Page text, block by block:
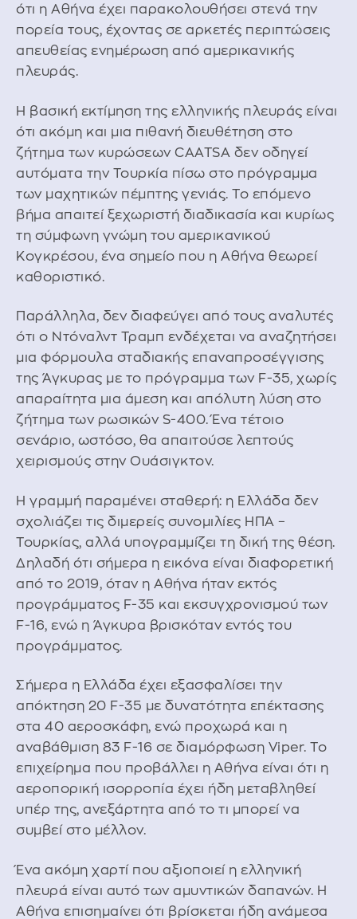
ότι η Αθήνα έχει παρακολουθήσει στενά την
πορεία τους, έχοντας σε αρκετές περιπτώσεις
απευθείας ενημέρωση από αμερικανικής
πλευράς.
Η βασική εκτίμηση της ελληνικής πλευράς είναι
ότι ακόμη και μια πιθανή διευθέτηση στο
ζήτημα των κυρώσεων CAATSA δεν οδηγεί
αυτόματα την Τουρκία πίσω στο πρόγραμμα
των μαχητικών πέμπτης γενιάς. Το επόμενο
βήμα απαιτεί ξεχωριστή διαδικασία και κυρίως
τη σύμφωνη γνώμη του αμερικανικού
Κογκρέσου, ένα σημείο που η Αθήνα θεωρεί
καθοριστικό.
Παράλληλα, δεν διαφεύγει από τους αναλυτές
ότι ο Ντόναλντ Τραμπ ενδέχεται να αναζητήσει
μια φόρμουλα σταδιακής επαναπροσέγγισης
της Άγκυρας με το πρόγραμμα των F-35, χωρίς
απαραίτητα μια άμεση και απόλυτη λύση στο
ζήτημα των ρωσικών S-400. Ένα τέτοιο
σενάριο, ωστόσο, θα απαιτούσε λεπτούς
χειρισμούς στην Ουάσιγκτον.
Η γραμμή παραμένει σταθερή: η Ελλάδα δεν
σχολιάζει τις διμερείς συνομιλίες ΗΠΑ –
Τουρκίας, αλλά υπογραμμίζει τη δική της θέση.
Δηλαδή ότι σήμερα η εικόνα είναι διαφορετική
από το 2019, όταν η Αθήνα ήταν εκτός
προγράμματος F-35 και εκσυγχρονισμού των
F-16, ενώ η Άγκυρα βρισκόταν εντός του
προγράμματος.
Σήμερα η Ελλάδα έχει εξασφαλίσει την
απόκτηση 20 F-35 με δυνατότητα επέκτασης
στα 40 αεροσκάφη, ενώ προχωρά και η
αναβάθμιση 83 F-16 σε διαμόρφωση Viper. Το
επιχείρημα που προβάλλει η Αθήνα είναι ότι η
αεροπορική ισορροπία έχει ήδη μεταβληθεί
υπέρ της, ανεξάρτητα από το τι μπορεί να
συμβεί στο μέλλον.
Ένα ακόμη χαρτί που αξιοποιεί η ελληνική
πλευρά είναι αυτό των αμυντικών δαπανών. Η
Αθήνα επισημαίνει ότι βρίσκεται ήδη ανάμεσα